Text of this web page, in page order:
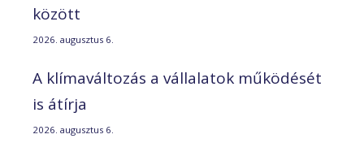
között
2026. augusztus 6.
A klímaváltozás a vállalatok működését
is átírja
2026. augusztus 6.